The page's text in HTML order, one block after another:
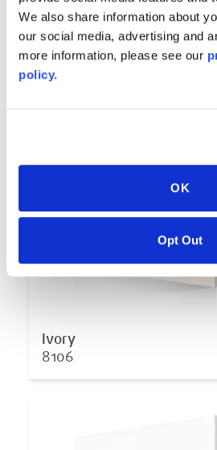
We also share information about
our social media, advertising and
more information, please see our
policy.
OK
Opt Out
Ivory
8106